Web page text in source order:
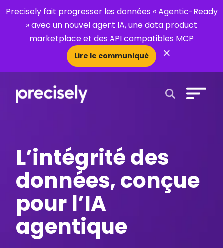
Precisely fait progresser les données « Agentic-Ready
» avec un nouvel agent IA, une data product
marketplace et des API compatibles MCP
Lire le communiqué ×
L’intégrité des
données, conçue
pour l’IA
agentique